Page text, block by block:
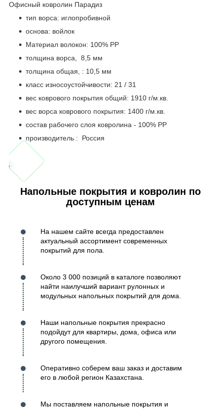
Офисный ковролин Парадиз
тип ворса: иглопробивной
основа: войлок
Материал волокон: 100% РР
толщина ворса, 8,5 мм
толщина общая, : 10,5 мм
класс износоустойчивости: 21 / 31
вес коврового покрытия общий: 1910 г/м.кв.
вес ворса коврового покрытия: 1400 г/м.кв.
состав рабочего слоя ковролина - 100% PР
производитель : Россия
Напольные покрытия и ковролин по
доступным ценам
На нашем сайте всегда предоставлен
актуальный ассортимент современных
покрытий для пола.
Около 3 000 позиций в каталоге позволяют
найти наилучший вариант рулонных и
модульных напольных покрытий для дома.
Наши напольные покрытия прекрасно
подойдут для квартиры, дома, офиса или
другого помещения.
Оперативно соберем ваш заказ и доставим
его в любой регион Казахстана.
Мы поставляем напольные покрытия и